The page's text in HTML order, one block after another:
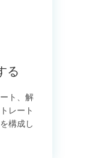
る
ト、解
レート
構成し